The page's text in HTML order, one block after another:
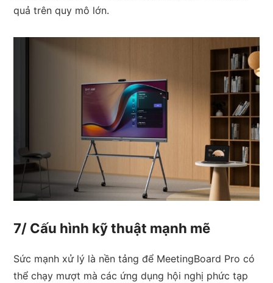
quả trên quy mô lớn.
7/ Cấu hình kỹ thuật mạnh mẽ
Sức mạnh xử lý là nền tảng để MeetingBoard Pro có
thể chạy mượt mà các ứng dụng hội nghị phức tạp